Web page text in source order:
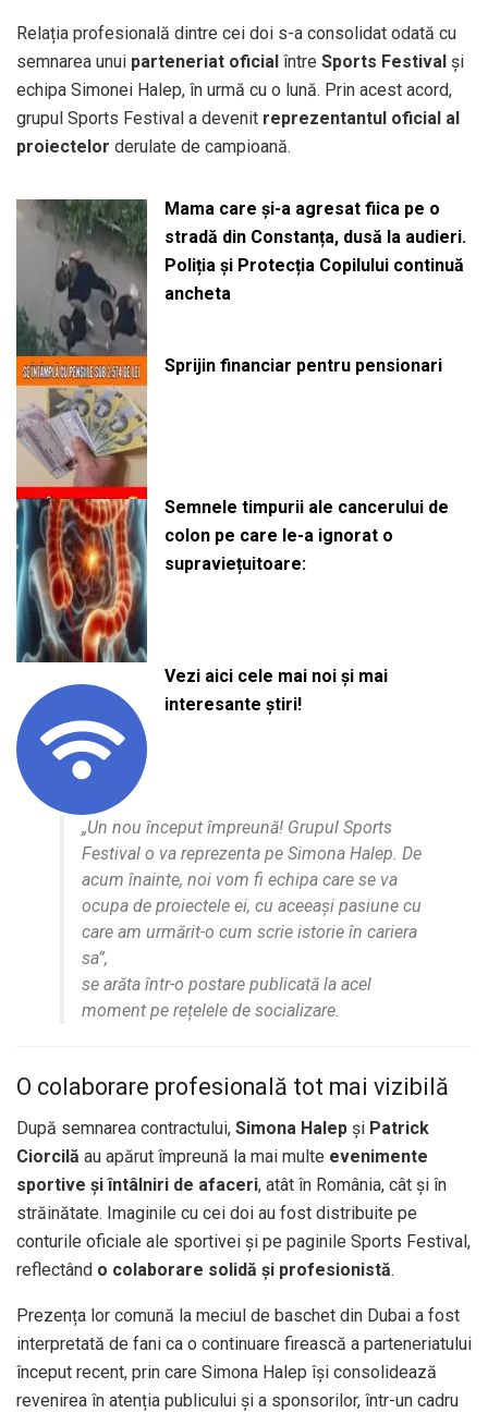
Relația profesională dintre cei doi s-a consolidat odată cu
semnarea unui parteneriat oficial între Sports Festival și
echipa Simonei Halep, în urmă cu o lună. Prin acest acord,
grupul Sports Festival a devenit reprezentantul oficial al
proiectelor derulate de campioană.
Mama care și-a agresat fiica pe o
stradă din Constanța, dusă la audieri.
Poliția și Protecția Copilului continuă
ancheta
Sprijin financiar pentru pensionari
Semnele timpurii ale cancerului de
colon pe care le-a ignorat o
supraviețuitoare:
Vezi aici cele mai noi și mai
interesante știri!
„Un nou început împreună! Grupul Sports
Festival o va reprezenta pe Simona Halep. De
acum înainte, noi vom fi echipa care se va
ocupa de proiectele ei, cu aceeași pasiune cu
care am urmărit-o cum scrie istorie în cariera
sa”,
se arăta într-o postare publicată la acel
moment pe rețelele de socializare.
O colaborare profesională tot mai vizibilă
După semnarea contractului, Simona Halep și Patrick
Ciorcilă au apărut împreună la mai multe evenimente
sportive și întâlniri de afaceri, atât în România, cât și în
străinătate. Imaginile cu cei doi au fost distribuite pe
conturile oficiale ale sportivei și pe paginile Sports Festival,
reflectând o colaborare solidă și profesionistă.
Prezența lor comună la meciul de baschet din Dubai a fost
interpretată de fani ca o continuare firească a parteneriatului
început recent, prin care Simona Halep își consolidează
revenirea în atenția publicului și a sponsorilor, într-un cadru